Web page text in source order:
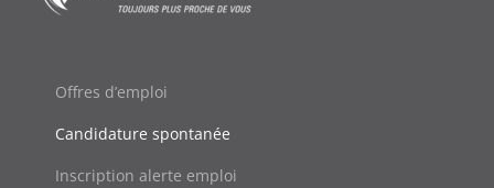
Offres d’emploi
Candidature spontanée
Inscription alerte emploi